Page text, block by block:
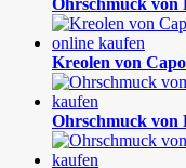
Kreolen von
Ohrschmuck von